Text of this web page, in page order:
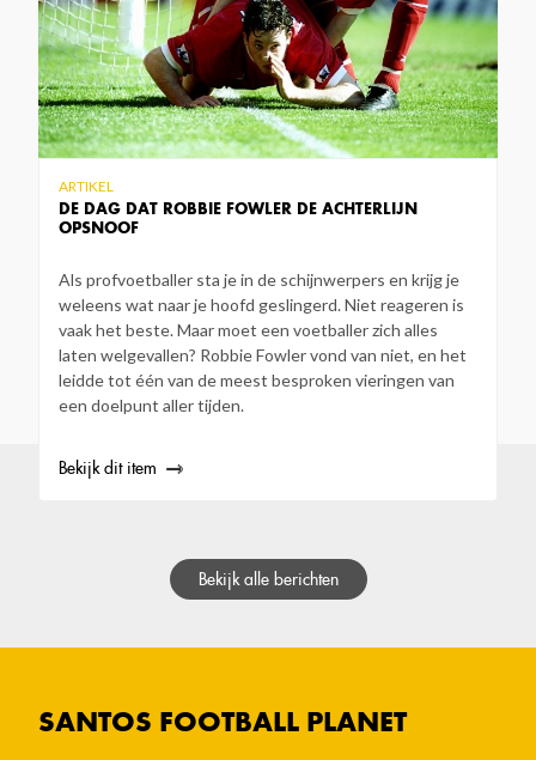
DE DAG DAT ROBBIE FOWLER DE ACHTERLIJN
OPSNOOF
ARTIKEL
Als profvoetballer sta je in de schijnwerpers en krijg je
weleens wat naar je hoofd geslingerd. Niet reageren is
vaak het beste. Maar moet een voetballer zich alles
laten welgevallen? Robbie Fowler vond van niet, en het
leidde tot één van de meest besproken vieringen van
een doelpunt aller tijden.
Bekijk dit item
Bekijk alle berichten
SANTOS FOOTBALL PLANET